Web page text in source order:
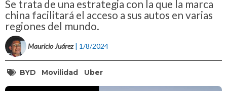
Se trata de una estrategia con la que la marca
china facilitará el acceso a sus autos en varias
regiones del mundo.
Mauricio Juárez | 1/8/2024
BYD Movilidad Uber